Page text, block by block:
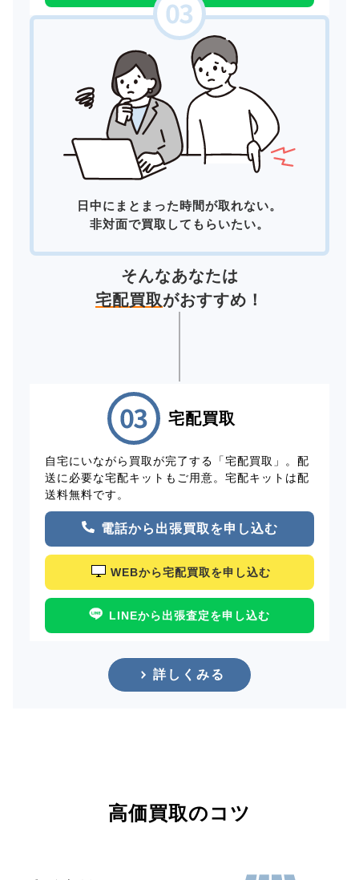
日中にまとまった時間が取れない。
非対面で買取してもらいたい。
そんなあなたは
宅配買取がおすすめ！
宅配買取
自宅にいながら買取が完了する「宅配買取」。配
送に必要な宅配キットもご用意。宅配キットは配
送料無料です。
電話から出張買取を申し込む
WEBから宅配買取を申し込む
LINEから出張査定を申し込む
詳しくみる
高価買取のコツ